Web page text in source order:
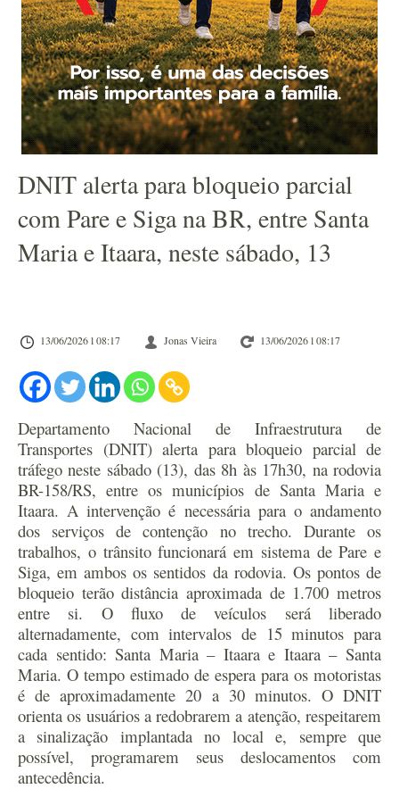
DNIT alerta para bloqueio parcial
com Pare e Siga na BR, entre Santa
Maria e Itaara, neste sábado, 13
13/06/2026 l 08:17 Jonas Vieira 13/06/2026 l 08:17
Departamento Nacional de Infraestrutura de
Transportes (DNIT) alerta para bloqueio parcial de
tráfego neste sábado (13), das 8h às 17h30, na rodovia
BR-158/RS, entre os municípios de Santa Maria e
Itaara. A intervenção é necessária para o andamento
dos serviços de contenção no trecho. Durante os
trabalhos, o trânsito funcionará em sistema de Pare e
Siga, em ambos os sentidos da rodovia. Os pontos de
bloqueio terão distância aproximada de 1.700 metros
entre si. O fluxo de veículos será liberado
alternadamente, com intervalos de 15 minutos para
cada sentido: Santa Maria – Itaara e Itaara – Santa
Maria. O tempo estimado de espera para os motoristas
é de aproximadamente 20 a 30 minutos. O DNIT
orienta os usuários a redobrarem a atenção, respeitarem
a sinalização implantada no local e, sempre que
possível, programarem seus deslocamentos com
antecedência.